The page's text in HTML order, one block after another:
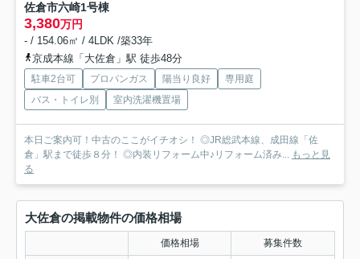
佐倉市六崎1号棟
3,380万円
- / 154.06㎡ / 4LDK /築33年
京成本線「大佐倉」駅 徒歩48分
駐車2台可 プロパンガス 陽当り良好
専用庭
バス・トイレ別
室内洗濯機置場
本日ご案内可！中古のここがイチオシ！ ◎JR総武本線、成田線「佐
倉」駅まで徒歩８分！ ◎内装リフォーム中♪リフォーム済み... もっと見
る
大佐倉の掲載物件の価格相場
価格相場 募集件数